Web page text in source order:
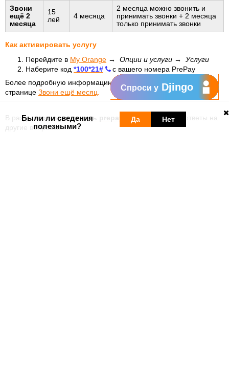
Звони
ещё 2
месяца
15
лей
4 месяца
2 месяца можно звонить и
принимать звонки + 2 месяца
только принимать звонки
Как активировать услугу
Перейдите в My Orange → Опции и услуги → Услуги
Наберите код *100*21#
с вашего номера PrePay
Более подробную информацию можно найти на
странице Звони ещё месяц
В разделеorange помощь prepay
вы можете найти ответы на
другие вопросы.
Были ли сведения
полезными?
Да Нет
Спроси у Djingo